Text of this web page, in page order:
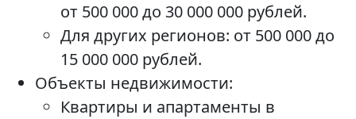
от 500 000 до 30 000 000 рублей.
Для других регионов: от 500 000 до
15 000 000 рублей.
Объекты недвижимости:
Квартиры и апартаменты в